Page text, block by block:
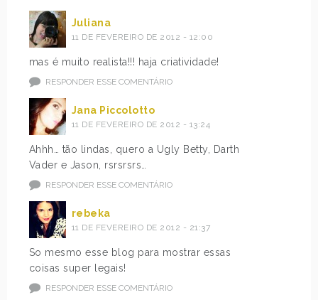
Juliana
11 DE FEVEREIRO DE 2012 - 12:00
mas é muito realista!!! haja criatividade!
RESPONDER ESSE COMENTÁRIO
Jana Piccolotto
11 DE FEVEREIRO DE 2012 - 13:24
Ahhh… tão lindas, quero a Ugly Betty, Darth
Vader e Jason, rsrsrsrs…
RESPONDER ESSE COMENTÁRIO
rebeka
11 DE FEVEREIRO DE 2012 - 21:37
So mesmo esse blog para mostrar essas
coisas super legais!
RESPONDER ESSE COMENTÁRIO